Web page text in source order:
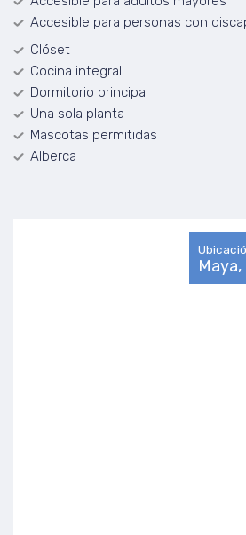
Accesible para personas con
Clóset
Cocina integral
Dormitorio principal
Una sola planta
Mascotas permitidas
Alberca